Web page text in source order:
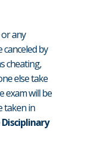
any
by
cheating,
else take
exam will be
taken in
Disciplinary